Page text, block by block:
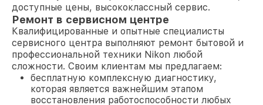
доступные цены, высококлассный сервис.
Ремонт в сервисном центре
Квалифицированные и опытные специалисты
сервисного центра выполняют ремонт бытовой и
профессиональной техники Nikon любой
сложности. Своим клиентам мы предлагаем:
бесплатную комплексную диагностику,
которая является важнейшим этапом
восстановления работоспособности любых